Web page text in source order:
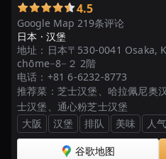
Google Map 219条评论
4.5
日本 · 汉堡
地址： 日本〒530-0041
chōme−8−２ 2階
电话： +81 6-6232-8773
推荐菜： 芝士汉堡、哈拉佩尼奥
士汉堡、通心粉芝士汉堡
大阪
汉堡 排队 美味 人气
谷歌地图